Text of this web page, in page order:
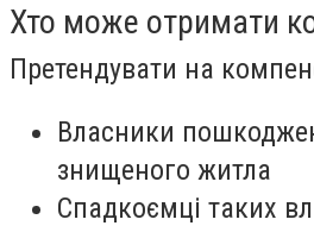
Хто може отримати
Претендувати на
Власники
знищеного житла
Спадкоємці таких